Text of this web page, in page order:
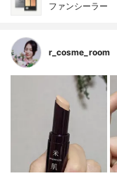
ファンシーラー
r_cosme_room